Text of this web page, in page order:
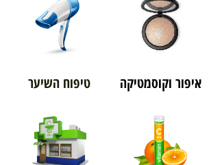
איפור וקוסמטיקה טיפוח השיער